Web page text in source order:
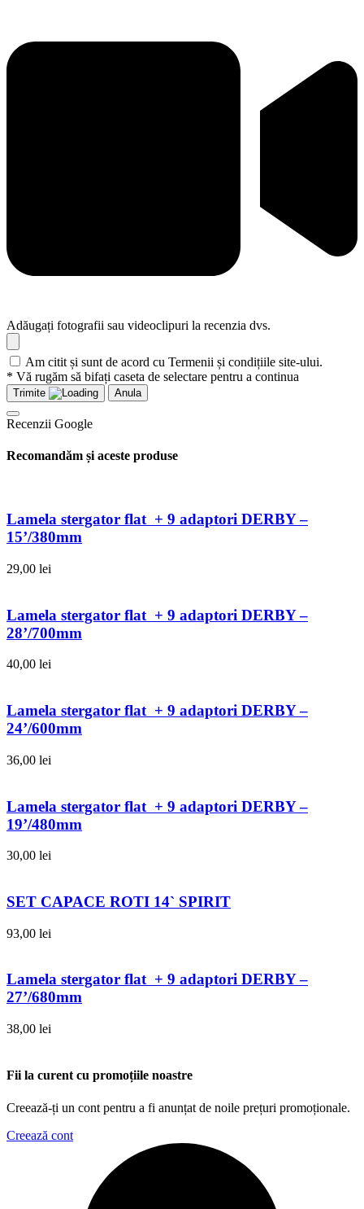
Adăugați fotografii sau videoclipuri la recenzia dvs.
Am citit și sunt de acord cu Termenii și condițiile site-ului.
* Vă rugăm să bifați caseta de selectare pentru a continua
Trimite Anula
Recenzii Google
Recomandăm și aceste produse
Lamela stergator flat + 9 adaptori DERBY –
15’/380mm
29,00 lei
Lamela stergator flat + 9 adaptori DERBY –
28’/700mm
40,00 lei
Lamela stergator flat + 9 adaptori DERBY –
24’/600mm
36,00 lei
Lamela stergator flat + 9 adaptori DERBY –
19’/480mm
30,00 lei
SET CAPACE ROTI 14` SPIRIT
93,00 lei
Lamela stergator flat + 9 adaptori DERBY –
27’/680mm
38,00 lei
Fii la curent cu promoțiile noastre
Creează-ți un cont pentru a fi anunțat de noile prețuri promoționale.
Creează cont